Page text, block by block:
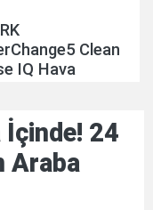
Clean
IQ Hava
Yeni
Yaklaşım
İçinde! 24
Araba